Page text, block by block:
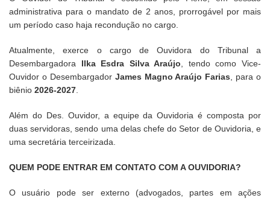
administrativa para o mandato de 2 anos, prorrogável por mais
um período caso haja recondução no cargo.
Atualmente, exerce o cargo de Ouvidora do Tribunal a
Desembargadora Ilka Esdra Silva Araújo , tendo como Vice-
Ouvidor o Desembargador James Magno Araújo Farias , para o
biênio 2026-2027
Além do Des. Ouvidor, a equipe da Ouvidoria é composta por
duas servidoras, sendo uma delas chefe do Setor de Ouvidoria, e
uma secretária terceirizada.
QUEM PODE ENTRAR EM CONTATO COM A OUVIDORIA?
O usuário pode ser externo (advogados, partes em ações